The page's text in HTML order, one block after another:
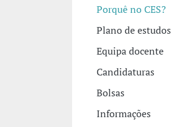
Porquê no CES?
Plano de estudos
Equipa docente
Candidaturas
Bolsas
Informações